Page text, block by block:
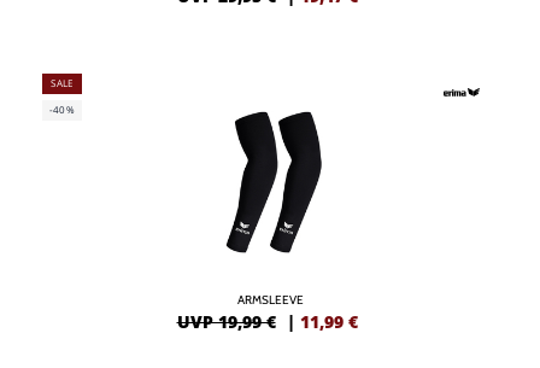
SALE
-40%
ARMSLEEVE
UVP 19,99 € | 11,99 €